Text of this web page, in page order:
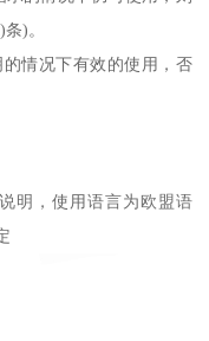
)。
情况下有效的使用，否
明，使用语言为欧盟语